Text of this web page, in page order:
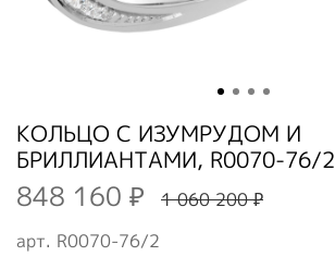
арт. R0070-76/2
КОЛЬЦО С ИЗУМРУДОМ И
БРИЛЛИАНТАМИ, R0070-76/2
848 160 ₽ 1 060 200 ₽